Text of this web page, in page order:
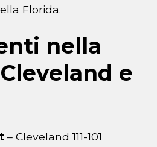
Florida.
nella
e
– Cleveland 111-101